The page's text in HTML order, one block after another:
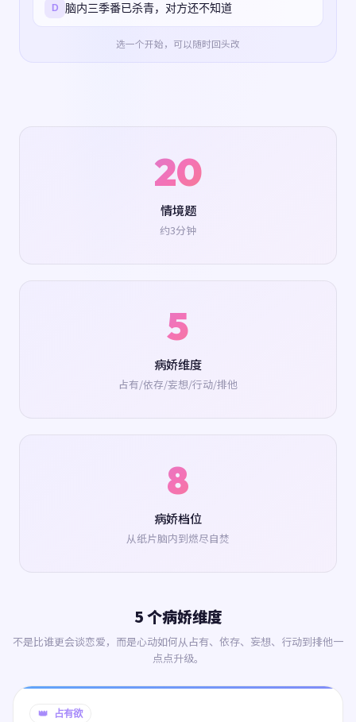
D 脑内三季番已杀青，对方还不知道
选一个开始，可以随时回头改
20
情境题
约3分钟
5
病娇维度
占有/依存/妄想/行动/排他
8
病娇档位
从纸片脑内到燃尽自焚
5 个病娇维度
不是比谁更会谈恋爱，而是心动如何从占有、依存、妄想、行动到排他一
点点升级。
👑 占有欲